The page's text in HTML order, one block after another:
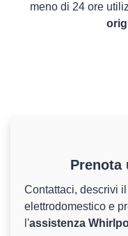
meno di 24 ore
Prenota
Contattaci, descrivi
elettrodomestico e
l'assistenza